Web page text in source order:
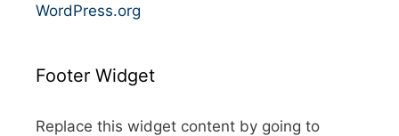
WordPress.org
Footer Widget
Replace this widget content by going to